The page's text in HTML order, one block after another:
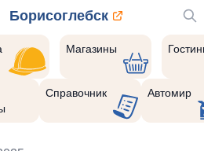
Борисоглебск
Магазины
Справочник Автомир